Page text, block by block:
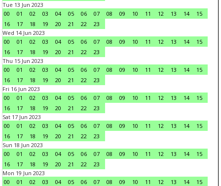
Tue 13 Jun 2023
00
01 02 03 04 05 06 07 08 09 10 11 12 13 14
15
16
17 18 19 20 21 22
23
Wed 14 Jun 2023
00
01 02 03 04 05 06 07 08 09 10 11 12 13 14
15
16
17 18 19 20 21 22
23
Thu 15 Jun 2023
00
01 02 03 04 05 06 07 08 09 10 11 12 13 14
15
16
17 18 19 20 21 22
23
Fri 16 Jun 2023
00
01 02 03 04 05 06 07 08 09 10 11 12 13 14
15
16
17 18 19 20 21 22
23
Sat 17 Jun 2023
00
01 02 03 04 05 06 07 08 09 10 11 12 13 14
15
16
17 18 19 20 21 22
23
Sun 18 Jun 2023
00
01 02 03 04 05 06 07 08 09 10 11 12 13 14
15
16
17 18 19 20 21 22
23
Mon 19 Jun 2023
00
01 02 03 04 05 06 07 08 09 10 11 12 13 14
15